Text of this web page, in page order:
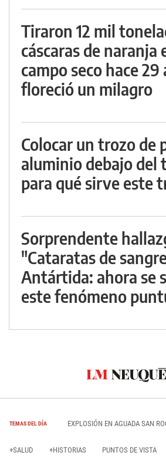
Tiraron 12 mil
cáscaras de naranja
campo seco hace 29
floreció un milagro
Colocar un trozo de
aluminio debajo del
para qué sirve este
Sorprendente
"Cataratas de
Antártida: ahora se
este fenómeno
TEMAS DEL DÍA EXPLOSIÓN EN AGUADA SAN
+SALUD +HISTORIAS PUNTOS DE VISTA